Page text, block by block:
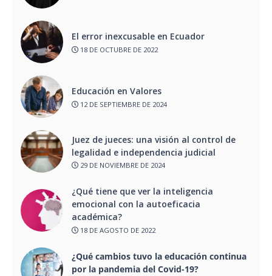
El error inexcusable en Ecuador
18 DE OCTUBRE DE 2022
Educación en Valores
12 DE SEPTIEMBRE DE 2024
Juez de jueces: una visión al control de
legalidad e independencia judicial
29 DE NOVIEMBRE DE 2024
¿Qué tiene que ver la inteligencia
emocional con la autoeficacia
académica?
18 DE AGOSTO DE 2022
¿Qué cambios tuvo la educación continua
por la pandemia del Covid-19?